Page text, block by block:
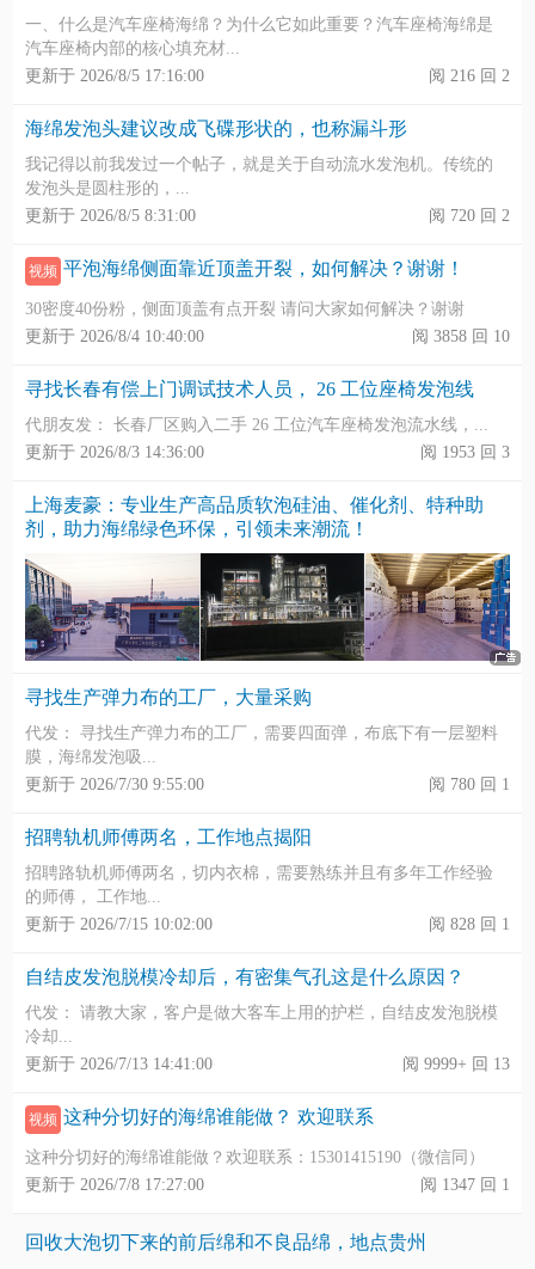
一、什么是汽车座椅海绵？为什么它如此重要？汽车座椅海绵是
汽车座椅内部的核心填充材...
更新于 2026/8/5 17:16:00
阅 216 回 2
海绵发泡头建议改成飞碟形状的，也称漏斗形
我记得以前我发过一个帖子，就是关于自动流水发泡机。传统的
发泡头是圆柱形的，...
更新于 2026/8/5 8:31:00
阅 720 回 2
视频 平泡海绵侧面靠近顶盖开裂，如何解决？谢谢！
30密度40份粉，侧面顶盖有点开裂 请问大家如何解决？谢谢
更新于 2026/8/4 10:40:00
阅 3858 回 10
寻找长春有偿上门调试技术人员， 26 工位座椅发泡线
代朋友发： 长春厂区购入二手 26 工位汽车座椅发泡流水线，...
更新于 2026/8/3 14:36:00
阅 1953 回 3
上海麦豪：专业生产高品质软泡硅油、催化剂、特种助
剂，助力海绵绿色环保，引领未来潮流！
寻找生产弹力布的工厂，大量采购
代发： 寻找生产弹力布的工厂，需要四面弹，布底下有一层塑料
膜，海绵发泡吸...
更新于 2026/7/30 9:55:00
阅 780 回 1
招聘轨机师傅两名，工作地点揭阳
招聘路轨机师傅两名，切内衣棉，需要熟练并且有多年工作经验
的师傅， 工作地...
更新于 2026/7/15 10:02:00
阅 828 回 1
自结皮发泡脱模冷却后，有密集气孔这是什么原因？
代发： 请教大家，客户是做大客车上用的护栏，自结皮发泡脱模
冷却...
更新于 2026/7/13 14:41:00
阅 9999+ 回 13
视频 这种分切好的海绵谁能做？ 欢迎联系
这种分切好的海绵谁能做？欢迎联系：15301415190（微信同）
更新于 2026/7/8 17:27:00
阅 1347 回 1
回收大泡切下来的前后绵和不良品绵，地点贵州